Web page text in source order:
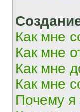
Как мне
Как мне
Как мне
Как мне
Почему я